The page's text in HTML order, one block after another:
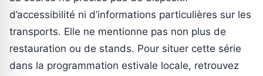
d’accessibilité ni d’informations particulières sur les
transports. Elle ne mentionne pas non plus de
restauration ou de stands. Pour situer cette série
dans la programmation estivale locale, retrouvez